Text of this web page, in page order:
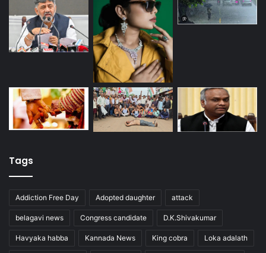
Tags
Addiction Free Day Adopted daughter attack
belagavi news Congress candidate D.K.Shivakumar
Havyaka habba Kannada News King cobra Loka adalath